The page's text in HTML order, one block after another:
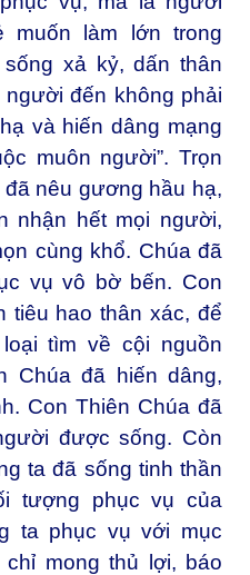
muốn làm lớn trong
xả kỷ, dấn thân
người đến không phải
và hiến dâng mạng
muôn người”. Trọn
nêu gương hầu hạ,
nhận hết mọi người,
cùng khổ. Chúa đã
vụ vô bờ bến. Con
tiêu hao thân xác, để
tìm về cội nguồn
Chúa đã hiến dâng,
Con Thiên Chúa đã
được sống. Còn
ta đã sống tinh thần
tượng phục vụ của
ta phục vụ với mục
mong thủ lợi, báo